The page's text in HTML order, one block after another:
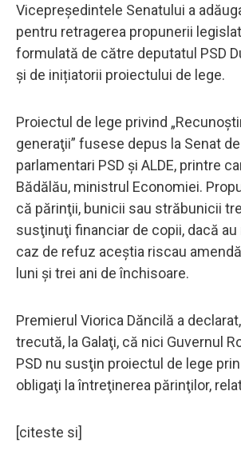
Vicepreședintele Senatului a
pentru retragerea propunerii
formulată de către deputatul PSD
și de inițiatorii proiectului de lege.
Proiectul de lege privind
generaţii” fusese depus la Senat
parlamentari PSD şi ALDE, printre
Bădălău, ministrul Economiei.
că părinţii, bunicii sau străbunicii
susţinuţi financiar de copii, dacă au
caz de refuz aceștia riscau
luni și trei ani de închisoare.
Premierul Viorica Dăncilă a
trecută, la Galaţi, că nici Guvernul
PSD nu susţin proiectul de lege
obligaţi la întreţinerea părinţilor,
[citeste si]